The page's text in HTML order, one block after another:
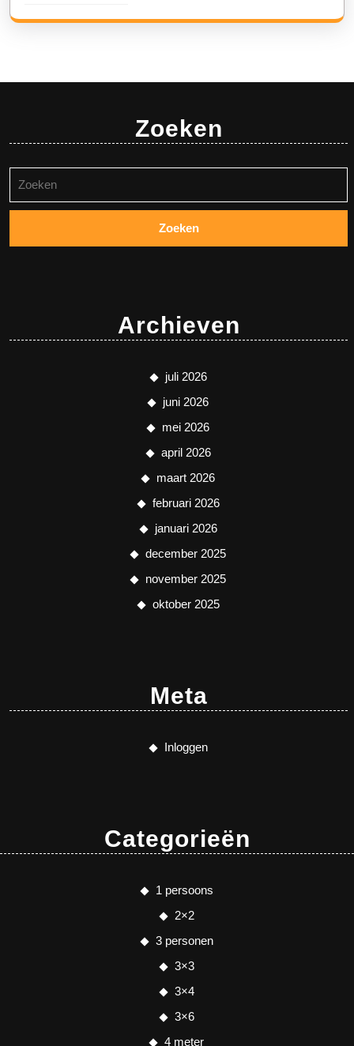
Zoeken
naar:
Archieven
juli 2026
juni 2026
mei 2026
april 2026
maart 2026
februari 2026
januari 2026
december 2025
november 2025
oktober 2025
Meta
Inloggen
Categorieën
1 persoons
2×2
3 personen
3×3
3×4
3×6
4 meter